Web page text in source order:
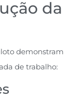
da
demonstram
de trabalho: